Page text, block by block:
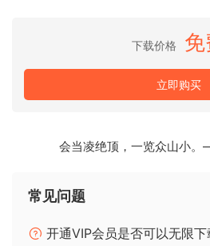
composition, featuring the same
editions, in an incredibly
package (only 200MB).
We have selected 33 instruments
available with one mix signal,
a beautifully designed, easy-to-
Professional and Core will
下载价格 免
立即购买
会当凌绝顶，一览众山小。
常见问题
开通VIP会员是否可以无限下